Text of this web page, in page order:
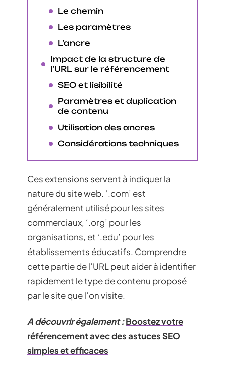
Le chemin
Les paramètres
L’ancre
Impact de la structure de
l’URL sur le référencement
SEO et lisibilité
Paramètres et duplication
de contenu
Utilisation des ancres
Considérations techniques
Ces extensions servent à indiquer la
nature du site web. ‘.com’ est
généralement utilisé pour les sites
commerciaux, ‘.org’ pour les
organisations, et ‘.edu’ pour les
établissements éducatifs. Comprendre
cette partie de l’URL peut aider à identifier
rapidement le type de contenu proposé
par le site que l’on visite.
A découvrir également :Boostez votre
référencement avec des astuces SEO
simples et efficaces